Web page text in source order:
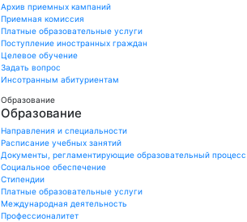
Архив приемных кампаний
Приемная комиссия
Платные образовательные услуги
Поступление иностранных граждан
Целевое обучение
Задать вопрос
Инсотранным абитуриентам
Образование
Образование
Направления и специальности
Расписание учебных занятий
Документы, регламентирующие образовательный процесс
Социальное обеспечение
Стипендии
Платные образовательные услуги
Международная деятельность
Профессионалитет